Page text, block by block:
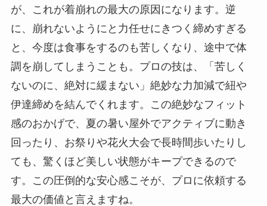
が、これが着崩れの最大の原因になります。逆
に、崩れないようにと力任せにきつく締めすぎる
と、今度は食事をするのも苦しくなり、途中で体
調を崩してしまうことも。プロの技は、
「苦しく
ないのに、絶対に緩まない」絶妙な力加減で紐や
伊達締めを結んでくれます。この絶妙なフィット
感のおかげで、夏の暑い屋外でアクティブに動き
回ったり、お祭りや花火大会で長時間歩いたりし
ても、驚くほど美しい状態がキープできるので
す。この圧倒的な安心感こそが、プロに依頼する
最大の価値と言えますね。